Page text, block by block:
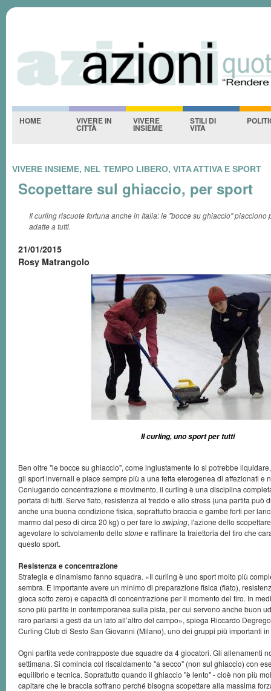
Azioniquotidiane
HOME VIVERE IN
CITTÀ
VIVERE
INSIEME
STILI DI
VITA
VIVERE INSIEME, NEL TEMPO LIBERO, VITA ATTIVA E SPORT
Scopettare sul ghiaccio, per sport
Il curling riscuote fortuna anche in Italia: le "bocce su ghiaccio" piacciono
adatte a tutti.
21/01/2015
Rosy Matrangolo
Il curling, uno sport per tutti
Ben oltre "le bocce su ghiaccio", come ingiustamente lo si potrebbe
gli sport invernali e piace sempre più a una fetta eterogenea di affezionati e
Coniugando concentrazione e movimento, il curling è una disciplina
portata di tutti. Serve fiato, resistenza al freddo e allo stress (una partita può
anche una buona condizione fisica, soprattutto braccia e gambe forti per
marmo dal peso di circa 20 kg) o per fare lo swiping, l'azione dello
agevolare lo scivolamento dello stonee raffinare la traiettoria del tiro che
questo sport.
Resistenza e concentrazione
Strategia e dinamismo fanno squadra. «Il curling è uno sport molto più
sembra. È importante avere un minimo di preparazione fisica (fiato),
gioca sotto zero) e capacità di concentrazione per il momento del tiro. In
sono più partite in contemporanea sulla pista, per cui servono anche buon
raro parlarsi a gesti da un lato all’altro del campo», spiega Riccardo
Curling Club di Sesto San Giovanni (Milano), uno dei gruppi più importanti
Ogni partita vede contrapposte due squadre da 4 giocatori. Gli allenamenti
settimana. Si comincia col riscaldamento "a secco" (non sul ghiaccio) con
equilibrio e tecnica. Soprattutto quando il ghiaccio "è lento" - cioè non più
capitare che le braccia soffrano perché bisogna scopettare alla massima